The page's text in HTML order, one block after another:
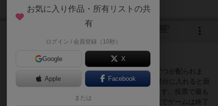
プレイヤー全員に200枚の単語カードから７枚ずつが配られま
す。42枚ある文章カードを1枚だけ公開し、空白部分に入れると面
白い単語を、全員が自分の手札から1枚ずつ選びます。投票で最も
面白かったプレイヤーに１点が与えられ、3点先取でゲームは終了
お気に入り作品・所有リストの共
有
ログイン / 会員登録（10秒）
Google X
Apple Facebook
または